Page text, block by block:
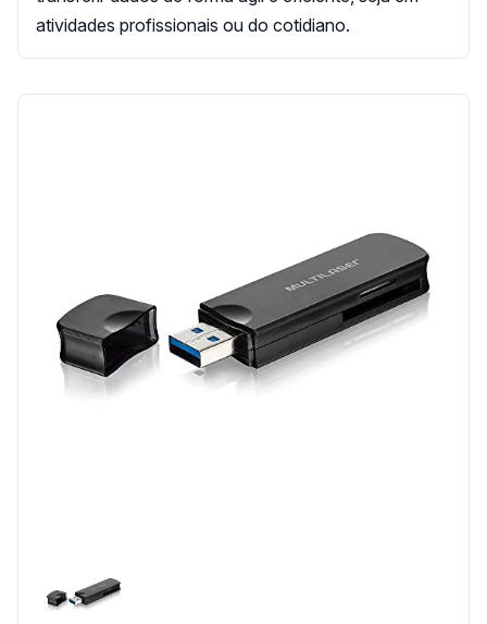
atividades profissionais ou do cotidiano.